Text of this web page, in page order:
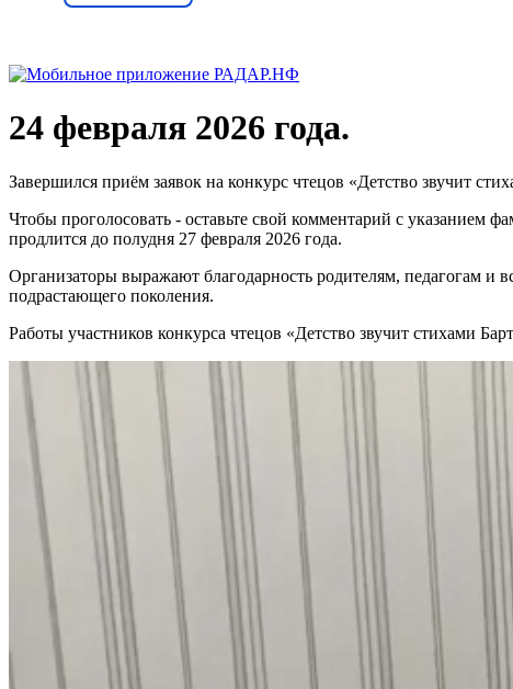
24 февраля 2026 года.
Завершился приём заявок на конкурс чтецов «Детство звучит
Чтобы проголосовать - оставьте свой комментарий с указанием
продлится до полудня 27 февраля 2026 года.
Организаторы выражают благодарность родителям, педагогам и
подрастающего поколения.
Работы участников конкурса чтецов «Детство звучит стихами